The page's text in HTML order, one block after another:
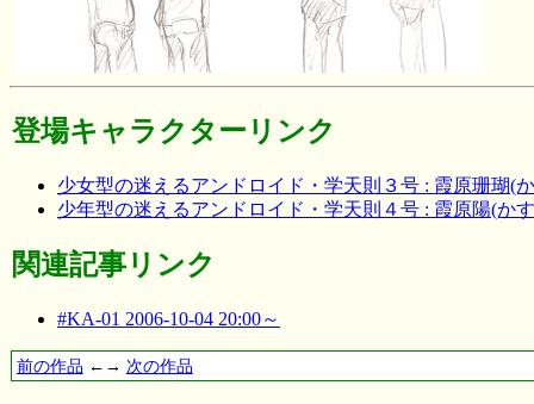
登場キャラクターリンク
少女型の迷えるアンドロイド・学天則３号 : 霞原珊瑚(
少年型の迷えるアンドロイド・学天則４号 : 霞原陽(か
関連記事リンク
#KA-01 2006-10-04 20:00～
前の作品 ←→ 次の作品